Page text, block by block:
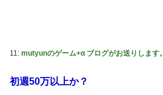
11: mutyunのゲーム+α ブログがお送りします。
初週50万以上か？